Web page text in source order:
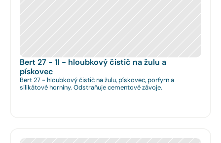
Bert 27 - 1l - hloubkový čistič na žulu a
pískovec
Bert 27 - hloubkový čistič na žulu, pískovec, porfyrn a
silikátové horniny. Odstraňuje cementové závoje.